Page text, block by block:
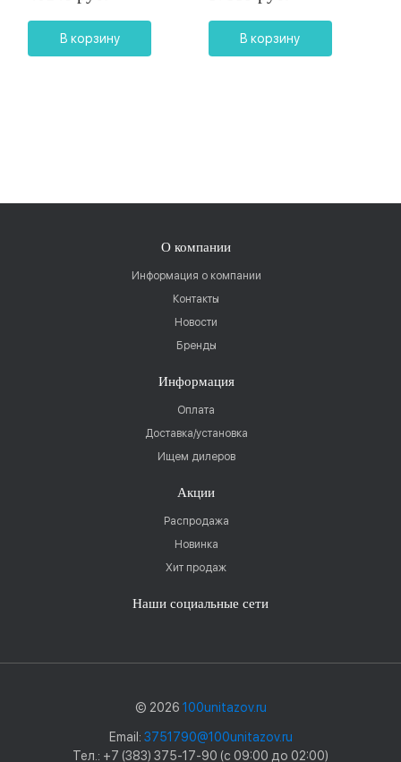
В корзину В корзину
О компании
Информация о компании
Контакты
Новости
Бренды
Информация
Оплата
Доставка/установка
Ищем дилеров
Акции
Распродажа
Новинка
Хит продаж
Наши социальные сети
© 2026 100unitazov.ru
Email: 3751790@100unitazov.ru
Тел.: +7 (383) 375-17-90 (с 09:00 до 02:00)